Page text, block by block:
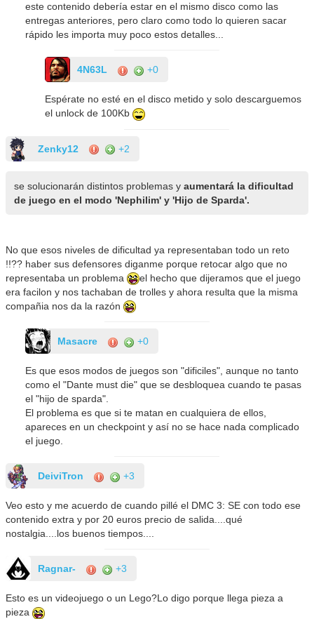
este contenido debería estar en el mismo disco como las
entregas anteriores, pero claro como todo lo quieren sacar
rápido les importa muy poco estos detalles...
4N63L +0
Espérate no esté en el disco metido y solo descarguemos
el unlock de 100Kb
Zenky12 +2
se solucionarán distintos problemas y aumentará la dificultad
de juego en el modo 'Nephilim' y 'Hijo de Sparda'.
No que esos niveles de dificultad ya representaban todo un reto
!!?? haber sus defensores diganme porque retocar algo que no
representaba un problema
el hecho que dijeramos que el juego
era facilon y nos tachaban de trolles y ahora resulta que la misma
compañia nos da la razón
Masacre +0
Es que esos modos de juegos son "dificiles", aunque no tanto
como el "Dante must die" que se desbloquea cuando te pasas
el "hijo de sparda".
El problema es que si te matan en cualquiera de ellos,
apareces en un checkpoint y así no se hace nada complicado
el juego.
DeiviTron +3
Veo esto y me acuerdo de cuando pillé el DMC 3: SE con todo ese
contenido extra y por 20 euros precio de salida....qué
nostalgia....los buenos tiempos....
Ragnar- +3
Esto es un videojuego o un Lego?Lo digo porque llega pieza a
pieza